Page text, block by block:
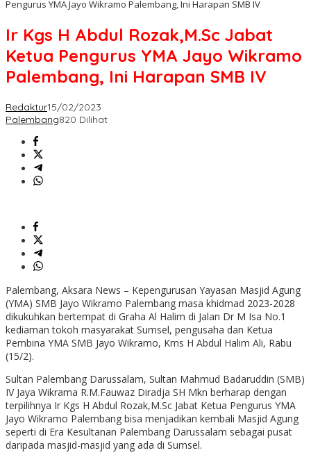
Pengurus YMA Jayo Wikramo Palembang, Ini Harapan SMB IV
Ir Kgs H Abdul Rozak,M.Sc Jabat
Ketua Pengurus YMA Jayo Wikramo
Palembang, Ini Harapan SMB IV
Redaktur15/02/2023
Palembang820 Dilihat
Palembang, Aksara News – Kepengurusan Yayasan Masjid Agung
(YMA) SMB Jayo Wikramo Palembang masa khidmad 2023-2028
dikukuhkan bertempat di Graha Al Halim di Jalan Dr M Isa No.1
kediaman tokoh masyarakat Sumsel, pengusaha dan Ketua
Pembina YMA SMB Jayo Wikramo, Kms H Abdul Halim Ali, Rabu
(15/2).
Sultan Palembang Darussalam, Sultan Mahmud Badaruddin (SMB)
IV Jaya Wikrama R.M.Fauwaz Diradja SH Mkn berharap dengan
terpilihnya Ir Kgs H Abdul Rozak,M.Sc Jabat Ketua Pengurus YMA
Jayo Wikramo Palembang bisa menjadikan kembali Masjid Agung
seperti di Era Kesultanan Palembang Darussalam sebagai pusat
daripada masjid-masjid yang ada di Sumsel.